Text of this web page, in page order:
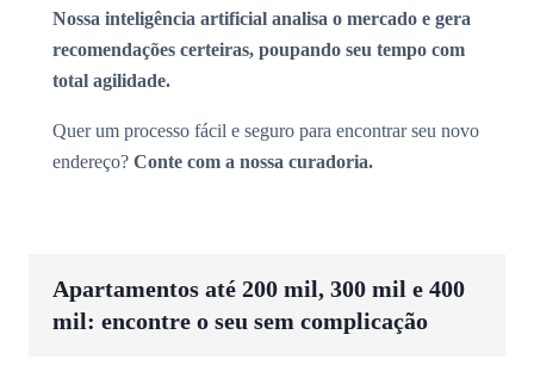
Nossa inteligência artificial analisa o mercado e gera
recomendações certeiras, poupando seu tempo com
total agilidade.
Quer um processo fácil e seguro para encontrar seu novo
endereço? Conte com a nossa curadoria.
Apartamentos até 200 mil, 300 mil e 400
mil: encontre o seu sem complicação